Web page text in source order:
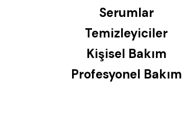
Serumlar
Temizleyiciler
Kişisel Bakım
Profesyonel Bakım